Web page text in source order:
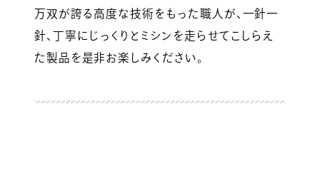
万双が誇る高度な技術をもった職人が、一針一
針、丁寧にじっくりとミシンを走らせてこしらえ
た製品を是非お楽しみください。